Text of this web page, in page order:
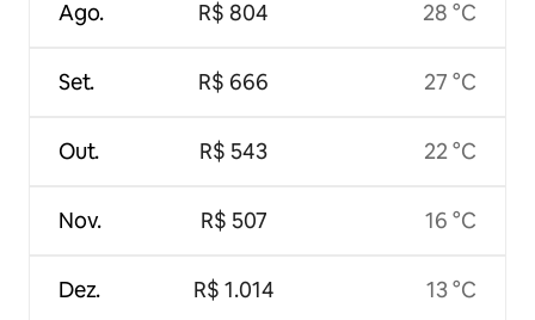
Ago.
Set.
Out.
Nov.
Dez.
R$ 804
R$ 666
R$ 543
R$ 507
R$ 1.014
28 °C
27 °C
22 °C
16 °C
13 °C